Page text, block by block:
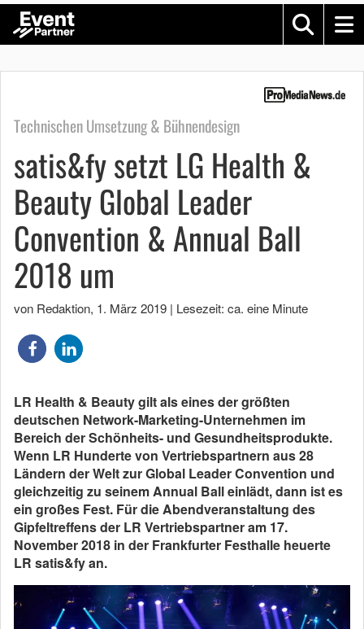
Technischen Umsetzung & Bühnendesign
satis&fy setzt LG Health &
Beauty Global Leader
Convention & Annual Ball
2018 um
von Redaktion, 1. März 2019 | Lesezeit: ca. eine Minute
LR Health & Beauty gilt als eines der größten
deutschen Network-Marketing-Unternehmen im
Bereich der Schönheits- und Gesundheitsprodukte.
Wenn LR Hunderte von Vertriebspartnern aus 28
Ländern der Welt zur Global Leader Convention und
gleichzeitig zu seinem Annual Ball einlädt, dann ist es
ein großes Fest. Für die Abendveranstaltung des
Gipfeltreffens der LR Vertriebspartner am 17.
November 2018 in der Frankfurter Festhalle heuerte
LR satis&fy an.